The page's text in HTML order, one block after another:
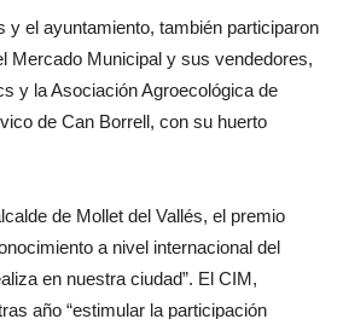
y el ayuntamiento, también participaron
Mercado Municipal y sus vendedores,
y la Asociación Agroecológica de
de Can Borrell, con su huerto
de Mollet del Vallés, el premio
a nivel internacional del
en nuestra ciudad”. El CIM,
año “estimular la participación